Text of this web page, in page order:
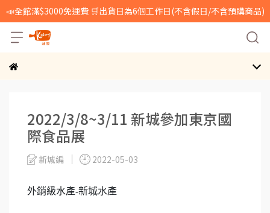
📣全館滿$3000免運費 🛒出貨日為6個工作日(不含假日/不含預購商品)
2022/3/8~3/11 新城參加東京國
際食品展
新城編 2022-05-03
外銷級水產-新城水產